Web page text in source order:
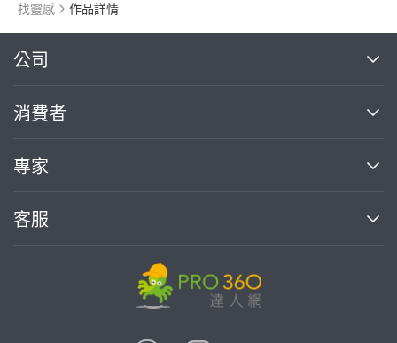
找靈感 作品詳情
公司
關於我們
部落格
加入我們
消費者
買服務
熱門服務
專家
案件中心
客服
繼續完成